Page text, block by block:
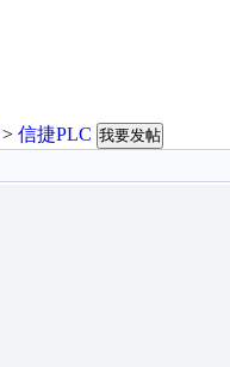
> 信捷PLC 我要发帖